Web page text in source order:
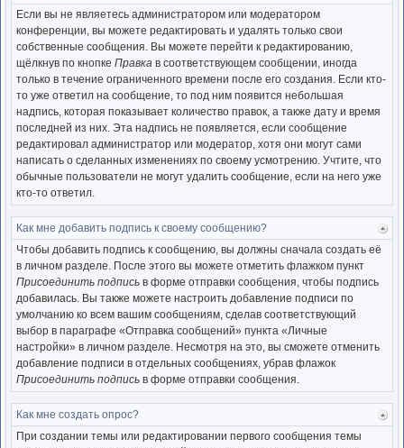
Если вы не являетесь администратором или модератором
конференции, вы можете редактировать и удалять только свои
собственные сообщения. Вы можете перейти к редактированию,
щёлкнув по кнопке Правка в соответствующем сообщении, иногда
только в течение ограниченного времени после его создания. Если кто-
то уже ответил на сообщение, то под ним появится небольшая
надпись, которая показывает количество правок, а также дату и время
последней из них. Эта надпись не появляется, если сообщение
редактировал администратор или модератор, хотя они могут сами
написать о сделанных изменениях по своему усмотрению. Учтите, что
обычные пользователи не могут удалить сообщение, если на него уже
кто-то ответил.
к
Как мне добавить подпись к своему сообщению?
Чтобы добавить подпись к сообщению, вы должны сначала создать её
в личном разделе. После этого вы можете отметить флажком пункт
Присоединить подпись в форме отправки сообщения, чтобы подпись
добавилась. Вы также можете настроить добавление подписи по
умолчанию ко всем вашим сообщениям, сделав соответствующий
выбор в параграфе «Отправка сообщений» пункта «Личные
настройки» в личном разделе. Несмотря на это, вы сможете отменить
добавление подписи в отдельных сообщениях, убрав флажок
Присоединить подпись в форме отправки сообщения.
Как мне создать опрос?
При создании темы или редактировании первого сообщения темы